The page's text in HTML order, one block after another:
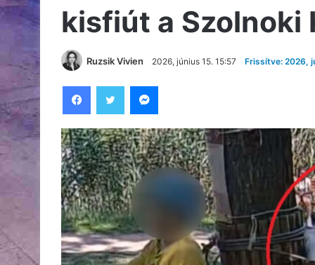
kisfiút a Szolnoki
Ruzsik Vivien 2026, június 15. 15:57 Frissítve: 2026,